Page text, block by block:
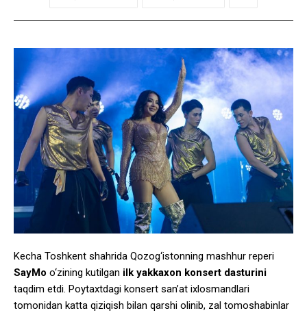
Kecha Toshkent shahrida Qozog‘istonning mashhur reperi
SayMo o‘zining kutilgan ilk yakkaxon konsert dasturini
taqdim etdi. Poytaxtdagi konsert san’at ixlosmandlari
tomonidan katta qiziqish bilan qarshi olinib, zal tomoshabinlar